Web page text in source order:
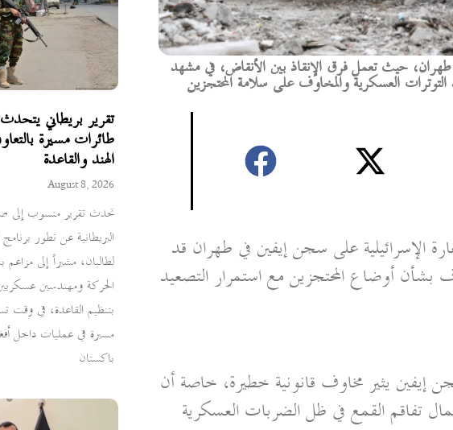
تقرير بريطاني
طائرات مسيرة
الهند والقاعدة
August 8, 2026
تحدث تقرير منسوب إلى
البريطانية عن تطور برنامج
لطالبان، مشيراً إلى
الحركة ومهندسين
بتنظيم القاعدة، في وقت
مسيرة في عمليات داخل
باكستان
حيث تعمل فرق الإنقاذ بين الأنقاض، في مشهد
العسكرية والمخاوف على سلامة المحتجزين
الإسرائيلية على سجن إيفين في طهران قد
أوضاع المحتجزين مع استمرار التصعيد
يثير مخاوف قانونية خطيرة، خاصة أن
القمع في ظل الضربات العسكرية